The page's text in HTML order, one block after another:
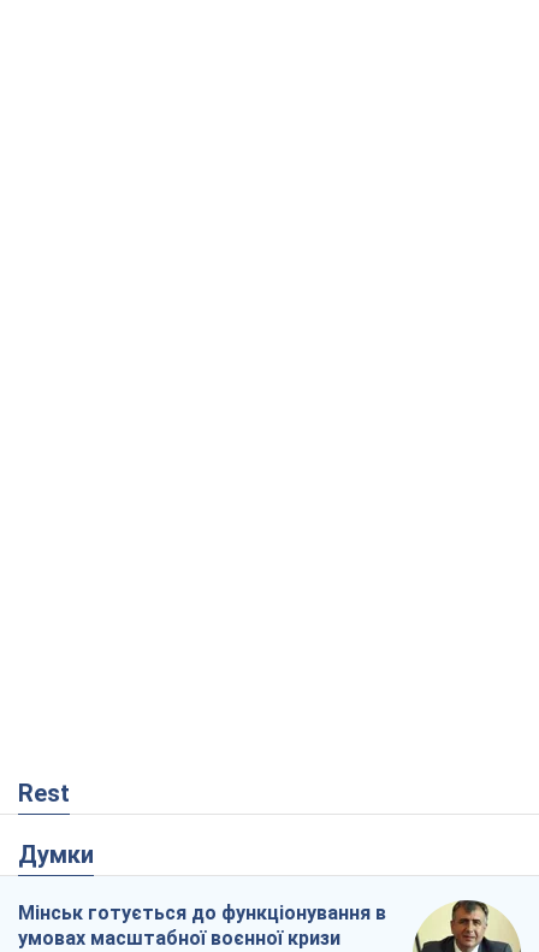
Rest
Думки
Мінськ готується до функціонування в
умовах масштабної воєнної кризи